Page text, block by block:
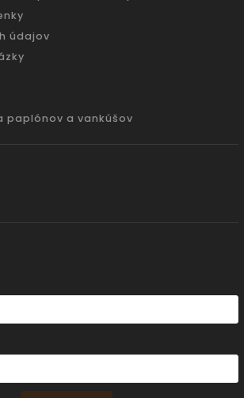
údajov
paplónov a vankúšov